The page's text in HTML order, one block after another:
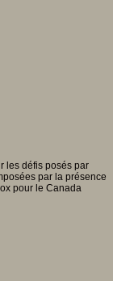
les défis posés par
par la présence
pour le Canada